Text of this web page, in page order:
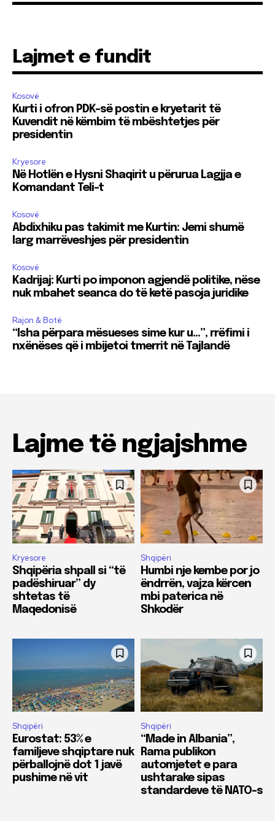
Lajmet e fundit
Kosovë
Kurti i ofron PDK-së postin e kryetarit të
Kuvendit në këmbim të mbështetjes për
presidentin
Kryesore
Në Hotlën e Hysni Shaqirit u përurua Lagjja e
Komandant Teli-t
Kosovë
Abdixhiku pas takimit me Kurtin: Jemi shumë
larg marrëveshjes për presidentin
Kosovë
Kadrijaj: Kurti po imponon agjendë politike, nëse
nuk mbahet seanca do të ketë pasoja juridike
Rajon & Botë
“Isha përpara mësueses sime kur u…”, rrëfimi i
nxënëses që i mbijetoi tmerrit në Tajlandë
Lajme të ngjajshme
Kryesore
Shqipëria shpall si “të
padëshiruar” dy
shtetas të
Maqedonisë
Shqipëri
Humbi nje kembe por jo
ëndrrën, vajza kërcen
mbi paterica në
Shkodër
Shqipëri
Eurostat: 53% e
familjeve shqiptare nuk
përballojnë dot 1 javë
pushime në vit
Shqipëri
“Made in Albania”,
Rama publikon
automjetet e para
ushtarake sipas
standardeve të NATO-s